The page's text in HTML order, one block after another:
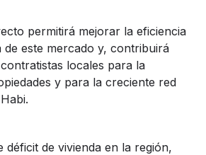
permitirá mejorar la eficiencia
de este mercado y, contribuirá
locales para la
y para la creciente red
déficit de vivienda en la región,